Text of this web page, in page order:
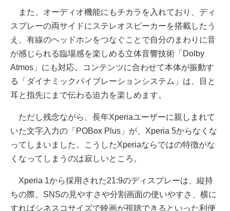
また、オーディオ機能にもチカラを入れており、ディ
スプレーの両サイドにステレオスピーカーを搭載したう
え、有線のヘッドホンをつなぐことで自分のまわりに音
が感じられる臨場感を楽しめる立体音響技術「Dolby
Atmos」にも対応。コンテンツに合わせて本体が振動す
る「ダイナミックバイブレーションシステム」は、目と
耳と指先にまで伝わる迫力を楽しめます。
ただし残念ながら、長年Xperiaユーザーに親しまれて
いた文字入力の「POBox Plus」が、Xperia 5からなくな
ってしまいました。こうしたXperiaならではの特徴がな
くなってしまうのは寂しいところ。
Xperia 1から採用された21:9のディスプレーは、縦持
ちの際、SNSの見やすさや分割画面の使いやすさ、横に
すればシネスコサイズで映画が視聴できるといった利便